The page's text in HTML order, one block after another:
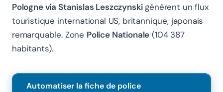
Pologne via Stanislas Leszczynskigénèrent un flux
touristique international US, britannique, japonais
remarquable. Zone Police Nationale (104 387
habitants).
Automatiser la fiche de police
Hello! I'm the Chanlify assistant. How can I help?